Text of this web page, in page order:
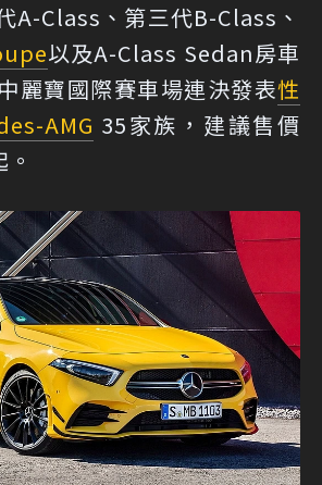
A-Class、第三代B-Class、
以及A-Class Sedan房車
麗寶國際賽車場連決發表性
AMG 35家族，建議售價